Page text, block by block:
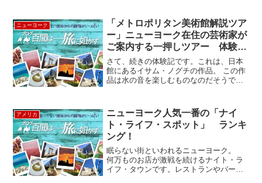
すぐ。週末の昼間ですがほぼ満席！人気
なのが伺えます。予...
ニューヨーク
「メトロポリタン美術館解説ツア
ー」ニューヨーク在住の芸術家が
ご案内する一押しツアー 体験記
②
さて、続きの体験記です。これは、日本
館にあるイサム・ノグチの作品。 この作
品は水の音を楽しむものなのだそうで、
じ向きにみせて出来たこの作品、「自然
のものに、人間の知恵が...
アメリカ
ニューヨーク人気一番の「ナイ
ト・ライフ・スポット」 ランキ
ング！
眠らない街といわれるニューヨーク。
何万ものお店が激戦を続けるナイト・ラ
イフ・タウンです。レストランやバーな